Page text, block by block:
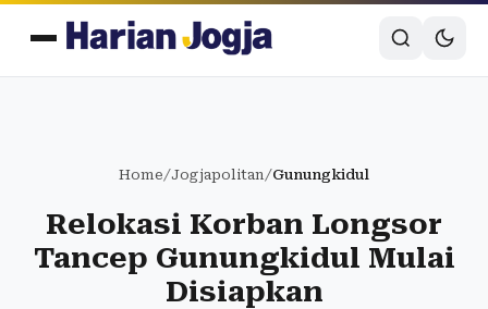
Home/Jogjapolitan/Gunungkidul
Relokasi Korban Longsor
Tancep Gunungkidul Mulai
Disiapkan